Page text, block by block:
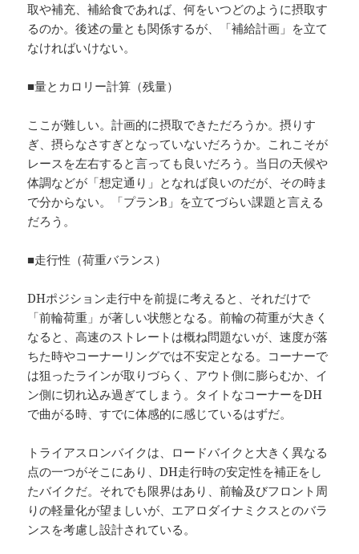
取や補充、補給食であれば、何をいつどのように摂取す
るのか。後述の量とも関係するが、「補給計画」を立て
なければいけない。
■量とカロリー計算（残量）
ここが難しい。計画的に摂取できただろうか。摂りす
ぎ、摂らなさすぎとなっていないだろうか。これこそが
レースを左右すると言っても良いだろう。当日の天候や
体調などが「想定通り」となれば良いのだが、その時ま
で分からない。「プランB」を立てづらい課題と言える
だろう。
■走行性（荷重バランス）
DHポジション走行中を前提に考えると、それだけで
「前輪荷重」が著しい状態となる。前輪の荷重が大きく
なると、高速のストレートは概ね問題ないが、速度が落
ちた時やコーナーリングでは不安定となる。コーナーで
は狙ったラインが取りづらく、アウト側に膨らむか、イ
ン側に切れ込み過ぎてしまう。タイトなコーナーをDH
で曲がる時、すでに体感的に感じているはずだ。
トライアスロンバイクは、ロードバイクと大きく異なる
点の一つがそこにあり、DH走行時の安定性を補正をし
たバイクだ。それでも限界はあり、前輪及びフロント周
りの軽量化が望ましいが、エアロダイナミクスとのバラ
ンスを考慮し設計されている。